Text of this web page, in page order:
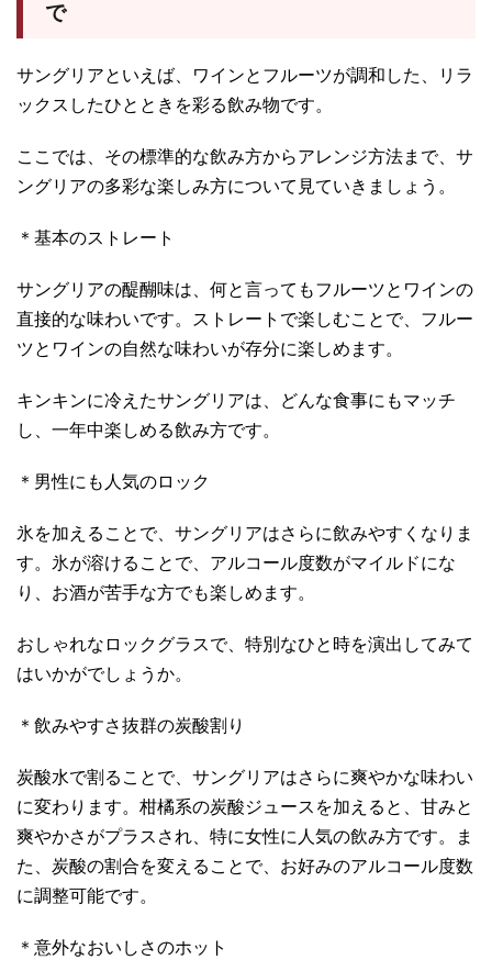
で
サングリアといえば、ワインとフルーツが調和した、リラ
ックスしたひとときを彩る飲み物です。
ここでは、その標準的な飲み方からアレンジ方法まで、サ
ングリアの多彩な楽しみ方について見ていきましょう。
＊基本のストレート
サングリアの醍醐味は、何と言ってもフルーツとワインの
直接的な味わいです。ストレートで楽しむことで、フルー
ツとワインの自然な味わいが存分に楽しめます。
キンキンに冷えたサングリアは、どんな食事にもマッチ
し、一年中楽しめる飲み方です。
＊男性にも人気のロック
氷を加えることで、サングリアはさらに飲みやすくなりま
す。氷が溶けることで、アルコール度数がマイルドにな
り、お酒が苦手な方でも楽しめます。
おしゃれなロックグラスで、特別なひと時を演出してみて
はいかがでしょうか。
＊飲みやすさ抜群の炭酸割り
炭酸水で割ることで、サングリアはさらに爽やかな味わい
に変わります。柑橘系の炭酸ジュースを加えると、甘みと
爽やかさがプラスされ、特に女性に人気の飲み方です。ま
た、炭酸の割合を変えることで、お好みのアルコール度数
に調整可能です。
＊意外なおいしさのホット